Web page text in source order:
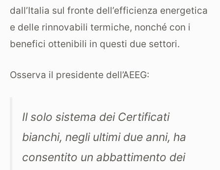
dall’Italia sul fronte dell’efficienza energetica
e delle rinnovabili termiche, nonché con i
benefici ottenibili in questi due settori.
Osserva il presidente dell’AEEG:
Il solo sistema dei Certificati
bianchi, negli ultimi due anni, ha
consentito un abbattimento dei